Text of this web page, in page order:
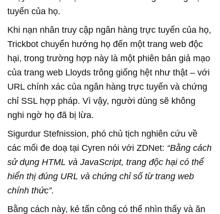
tuyến của họ.
Khi nạn nhân truy cập ngân hàng trực tuyến của họ,
Trickbot chuyển hướng họ đến một trang web độc
hại, trong trường hợp này là một phiên bản giả mạo
của trang web Lloyds trông giống hệt như thật – với
URL chính xác của ngân hàng trực tuyến và chứng
chỉ SSL hợp pháp. Vì vậy, người dùng sẽ không
nghi ngờ họ đã bị lừa.
Sigurdur Stefnission, phó chủ tịch nghiên cứu về
các mối đe doạ tại Cyren nói với ZDNet: “Bằng cách
sử dụng HTML và JavaScript, trang độc hại có thể
hiển thị đúng URL và chứng chỉ số từ trang web
chính thức”.
Bằng cách này, kẻ tấn công có thể nhìn thấy và ăn